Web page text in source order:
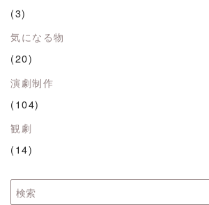
(3)
気になる物
(20)
演劇制作
(104)
観劇
(14)